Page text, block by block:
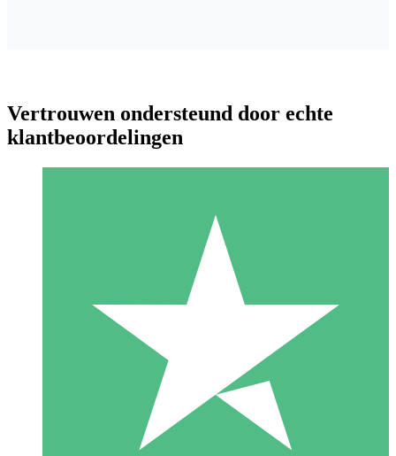
Individuele Creditpakketten
Betaal per gebruik met downloadtegoeden. Geen maandelijkse
1000
Vertrouwen ondersteund door echte
klantbeoordelingen